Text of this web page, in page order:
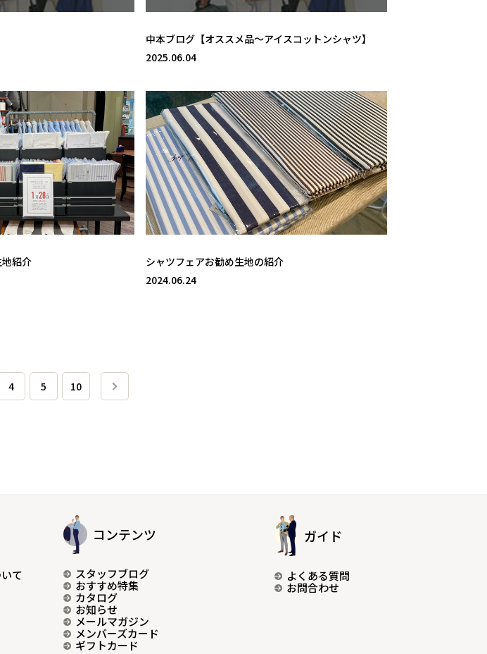
中本ブログ【オススメ品～アイスコットンシャツ】
2025.06.04
紹介
シャツフェアお勧め生地の紹介
2024.06.24
4 5 10
て
コンテンツ
スタッフブログ
おすすめ特集
カタログ
お知らせ
メールマガジン
メンバーズカード
ギフトカード
ガイド
よくある質問
お問合わせ